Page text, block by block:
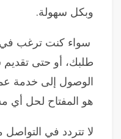
وبكل سهولة.
سواء كنت ترغب في
طلبك، أو حتى
الوصول إلى خدمة
هو المفتاح لحل أي
لا تتردد في